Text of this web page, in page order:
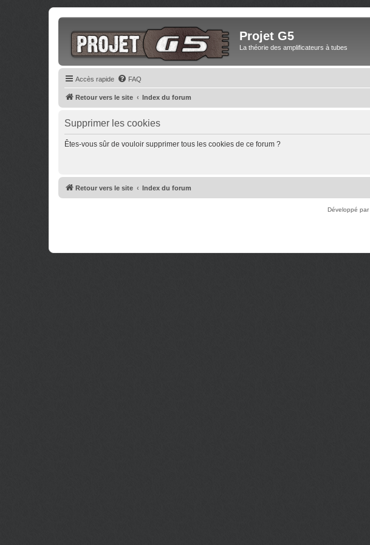
Projet G5
La théorie des amplificateurs à tubes
Accès rapide FAQ
Retour vers le site Index du forum
Supprimer les cookies
Êtes-vous sûr de vouloir supprimer tous les cookies de ce forum ?
Retour vers le site Index du forum
Développé par